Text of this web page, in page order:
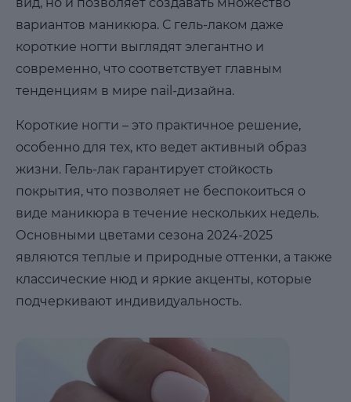
вариантов маникюра. С гель-лаком даже
короткие ногти выглядят элегантно и
современно, что соответствует главным
тенденциям в мире nail-дизайна.
Короткие ногти – это практичное решение,
особенно для тех, кто ведет активный образ
жизни. Гель-лак гарантирует стойкость
покрытия, что позволяет не беспокоиться о
виде маникюра в течение нескольких недель.
Основными цветами сезона 2024-2025
являются теплые и природные оттенки, а также
классические нюд и яркие акценты, которые
подчеркивают индивидуальность.